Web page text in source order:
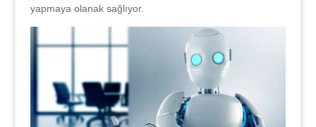
yapmaya olanak sağlıyor.